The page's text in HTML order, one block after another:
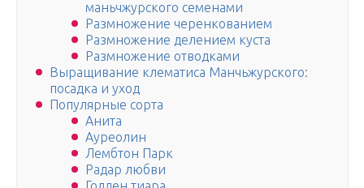
маньчжурского семенами
Размножение черенкованием
Размножение делением куста
Размножение отводками
Выращивание клематиса Манчьжурского:
посадка и уход
Популярные сорта
Анита
Ауреолин
Лембтон Парк
Радар любви